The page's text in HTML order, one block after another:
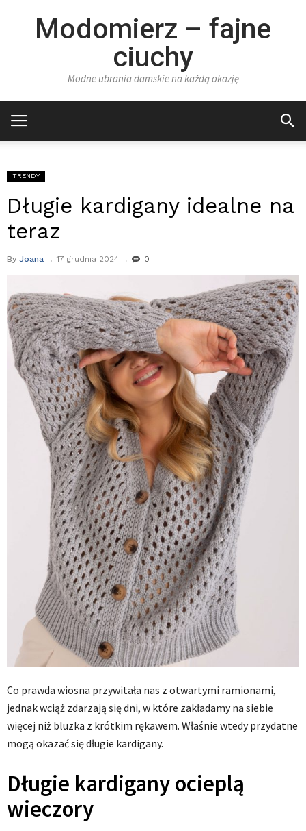
Modomierz – fajne
ciuchy
Modne ubrania damskie na każdą okazję
TRENDY
Długie kardigany idealne na
teraz
By Joana 17 grudnia 2024 0
Co prawda wiosna przywitała nas z otwartymi ramionami,
jednak wciąż zdarzają się dni, w które zakładamy na siebie
więcej niż bluzka z krótkim rękawem. Właśnie wtedy przydatne
mogą okazać się długie kardigany.
Długie kardigany ocieplą
wieczory